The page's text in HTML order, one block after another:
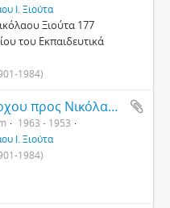
Ι. Ξιούτα
Ξιούτα 177
του Εκπαιδευτικά
1984)
Επιστολή δημάρχου προς Νικόλαο Ξιούτα, 7/12/53
1963 - 1953
Ι. Ξιούτα
1984)